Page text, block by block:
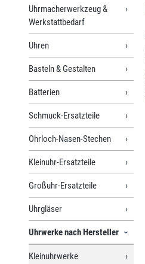
Uhrmacherwerkzeug &
Werkstattbedarf
Uhren
Basteln & Gestalten
Batterien
Schmuck-Ersatzteile
Ohrloch-Nasen-Stechen
Kleinuhr-Ersatzteile
Großuhr-Ersatzteile
Uhrgläser
Uhrwerke nach Hersteller
Kleinuhrwerke